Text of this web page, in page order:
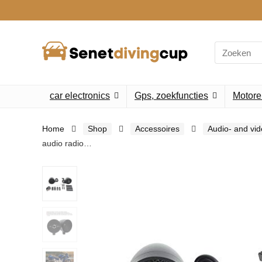
Search
for:
car electronics Gps, zoekfuncties
Home Shop Accessoires
Audio- and
audio radio…